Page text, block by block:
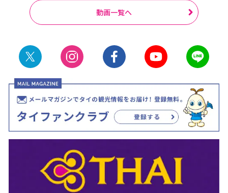
動画一覧へ